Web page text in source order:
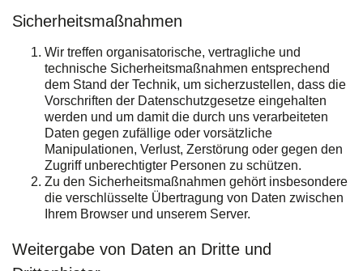
Sicherheitsmaßnahmen
Wir treffen organisatorische, vertragliche und
technische Sicherheitsmaßnahmen entsprechend
dem Stand der Technik, um sicherzustellen, dass die
Vorschriften der Datenschutzgesetze eingehalten
werden und um damit die durch uns verarbeiteten
Daten gegen zufällige oder vorsätzliche
Manipulationen, Verlust, Zerstörung oder gegen den
Zugriff unberechtigter Personen zu schützen.
Zu den Sicherheitsmaßnahmen gehört insbesondere
die verschlüsselte Übertragung von Daten zwischen
Ihrem Browser und unserem Server.
Weitergabe von Daten an Dritte und